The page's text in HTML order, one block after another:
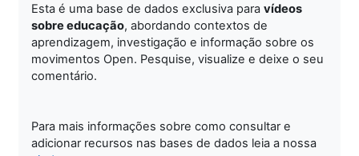
Esta é uma base de dados exclusiva para vídeos
sobre educação, abordando contextos de
aprendizagem, investigação e informação sobre os
movimentos Open. Pesquise, visualize e deixe o seu
comentário.
Para mais informações sobre como consultar e
adicionar recursos nas bases de dados leia a nossa